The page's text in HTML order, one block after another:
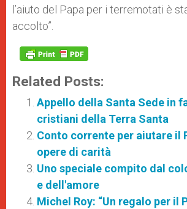
l’aiuto del Papa per i terremotati è
accolto”.
Related Posts:
Appello della Santa Sede in
cristiani della Terra Santa
Conto corrente per aiutare il
opere di carità
Uno speciale compito dal
e dell'amore
Michel Roy: “Un regalo per il